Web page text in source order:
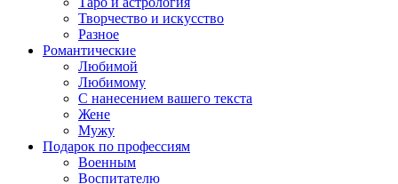
Творчество и искусство
Разное
Романтические
Любимой
Любимому
С нанесением вашего текста
Жене
Мужу
Подарок по профессиям
Военным
Воспитателю